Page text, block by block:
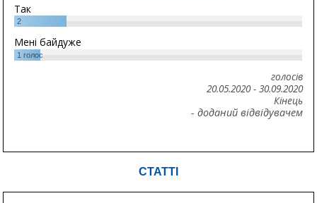
Так
2
Мені байдуже
1 голос
голосів
20.05.2020- 30.09.2020
Кінець
- доданий відвідувачем
СТАТТІ